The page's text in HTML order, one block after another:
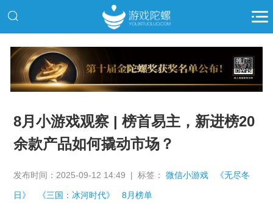
推广
8月小游戏观察 | 榜首易主，新进榜20
余款产品如何撬动市场？
发布时间：2025-09-12 14:49 | 标签：微信小游戏 《无尽冬
日》 《三国：冰河时代》 8月榜单